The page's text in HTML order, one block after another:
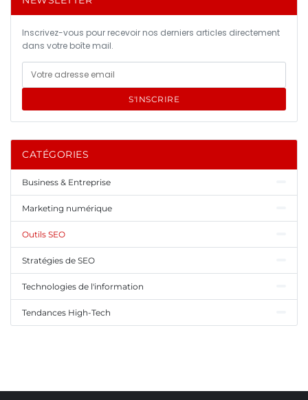
Inscrivez-vous pour recevoir nos derniers articles directement
dans votre boîte mail.
S'INSCRIRE
CATÉGORIES
Business & Entreprise
Marketing numérique
Outils SEO
Stratégies de SEO
Technologies de l'information
Tendances High-Tech